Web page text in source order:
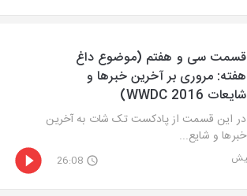
قسمت سی و هفتم (موضوع داغ
هفته: مروری بر آخرین خبرها و
شایعات WWDC 2016)
در این قسمت از پادکست تک شات به آخرین
خبرها و شایع...
26:08